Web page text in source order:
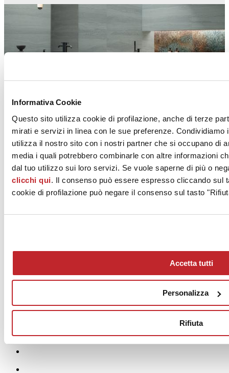
Informativa Cookie
Questo sito utilizza cookie di profilazione, anche di terze
mirati e servizi in linea con le sue preferenze.
utilizza il nostro sito con i nostri partner che si occupano di
media i quali potrebbero combinarle con altre informazioni
dal tuo utilizzo sui loro servizi. Se vuole saperne di più o
clicchi qui. Il consenso può essere espresso cliccando sul
cookie di profilazione può negare il consenso sul tasto
Accetta tutti
Personalizza
Rifiuta